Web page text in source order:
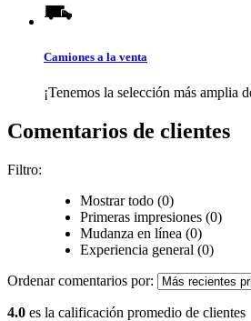
Camiones a la venta
¡Tenemos la selección más amplia
Comentarios de clientes
Filtro:
Mostrar todo (0)
Primeras impresiones (0)
Mudanza en línea (0)
Experiencia general (0)
Ordenar comentarios por:
4.0 es la calificación promedio de clientes